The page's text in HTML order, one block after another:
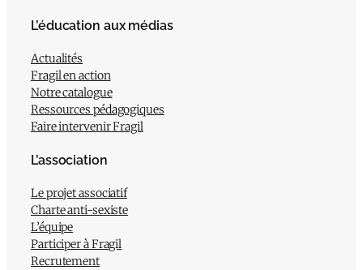
L’éducation aux médias
Actualités
Fragil en action
Notre catalogue
Ressources pédagogiques
Faire intervenir Fragil
L’association
Le projet associatif
Charte anti-sexiste
L’équipe
Participer à Fragil
Recrutement